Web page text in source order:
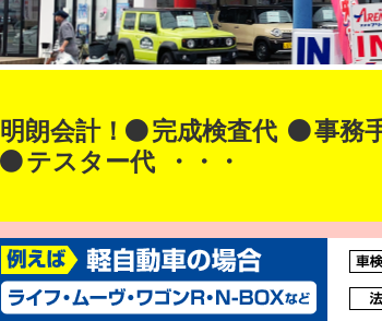
明朗会計！ 完成検査代
事務
テスター代
・・・